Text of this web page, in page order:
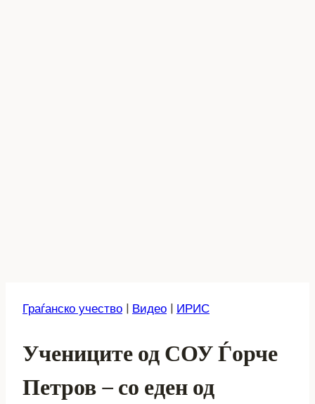
Граѓанско учество | Видео | ИРИС
Учениците од СОУ Ѓорче
Петров – со еден од